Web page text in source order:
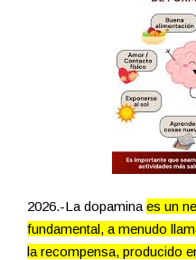
2026.-La dopamina es un
fundamental, a menudo
la recompensa, producido